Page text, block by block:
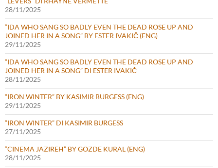
28/11/2025
“IDA WHO SANG SO BADLY EVEN THE DEAD ROSE UP AND
JOINED HER IN A SONG” BY ESTER IVAKIČ (ENG)
29/11/2025
“IDA WHO SANG SO BADLY EVEN THE DEAD ROSE UP AND
JOINED HER IN A SONG” DI ESTER IVAKIČ
28/11/2025
“IRON WINTER” BY KASIMIR BURGESS (ENG)
29/11/2025
“IRON WINTER” DI KASIMIR BURGESS
27/11/2025
“CINEMA JAZIREH” BY GÖZDE KURAL (ENG)
28/11/2025